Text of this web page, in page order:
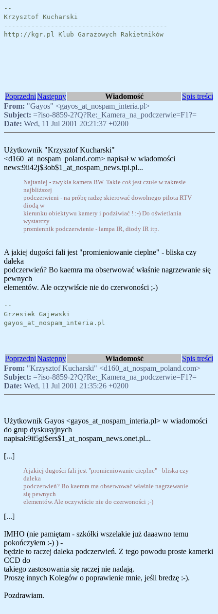
--
Krzysztof Kucharski
------------------------------------------
http://kgr.pl Klub Garażowych Rakietników
PoprzedniNastępny Wiadomość
Spis treści
From: "Gayos" <gayos_at_nospam_interia.pl>
Subject: =?iso-8859-2?Q?Re:_Kamera_na_podczerwie=F1?=
Date: Wed, 11 Jul 2001 20:21:37 +0200
Użytkownik "Krzysztof Kucharski"
<d160_at_nospam_poland.com> napisał w wiadomości
news:9ii42j$3ob$1_at_nospam_news.tpi.pl...
Najtaniej - zwykła kamera BW. Takie coś jest czułe w zakresie
najbliższej
podczerwieni - na próbę radzę skierować dowolnego pilota RTV
diodą w
kierunku obiektywu kamery i podziwiać ! :-) Do oświetlania
wystarczy
promiennik podczerwienie - lampa IR, diody IR itp.
A jakiej dugości fali jest "promieniowanie cieplne" - bliska czy
daleka
podczerwień? Bo kaemra ma obserwować właśnie nagrzewanie się
pewnych
elementów. Ale oczywiście nie do czerwoności ;-)
--
Grzesiek Gajewski
gayos_at_nospam_interia.pl
PoprzedniNastępny Wiadomość
Spis treści
From: "Krzysztof Kucharski" <d160_at_nospam_poland.com>
Subject: =?iso-8859-2?Q?Re:_Kamera_na_podczerwie=F1?=
Date: Wed, 11 Jul 2001 21:35:26 +0200
Użytkownik Gayos <gayos_at_nospam_interia.pl> w wiadomości
do grup dyskusyjnych
napisał:9ii5gi$ers$1_at_nospam_news.onet.pl...
[...]
A jakiej dugości fali jest "promieniowanie cieplne" - bliska czy
daleka
podczerwień? Bo kaemra ma obserwować właśnie nagrzewanie
się pewnych
elementów. Ale oczywiście nie do czerwoności ;-)
[...]
IMHO (nie pamiętam - szkółki wszelakie już daaawno temu
pokończyłem :-) ) -
będzie to raczej daleka podczerwień. Z tego powodu proste kamerki
CCD do
takiego zastosowania się raczej nie nadają.
Proszę innych Kolegów o poprawienie mnie, jeśli bredzę :-).
Pozdrawiam.